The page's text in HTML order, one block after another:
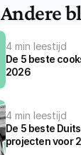
Andere
4 min leestijd
De 5 beste
2026
4 min leestijd
De 5 beste
projecten voor